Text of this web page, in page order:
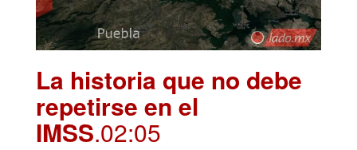
La historia que no debe
repetirse en el
IMSS.02:05